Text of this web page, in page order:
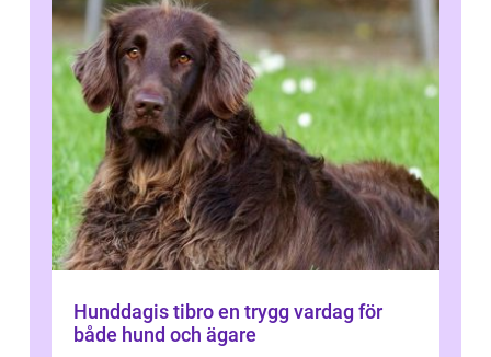
Hunddagis tibro en trygg vardag för
både hund och ägare